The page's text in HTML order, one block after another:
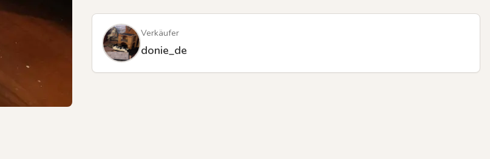
Verkäufer
donie_de